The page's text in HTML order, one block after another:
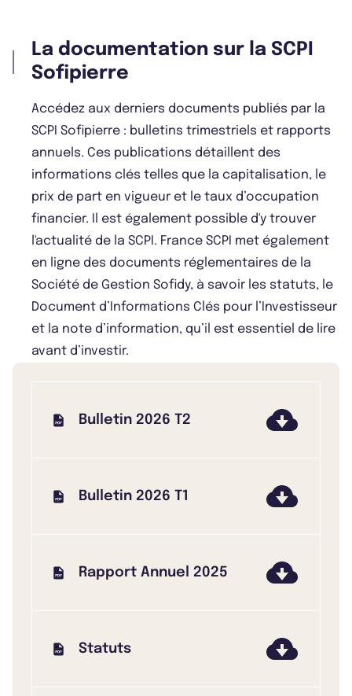
La documentation sur la SCPI
Sofipierre
Accédez aux derniers documents publiés par la
SCPI Sofipierre : bulletins trimestriels et rapports
annuels. Ces publications détaillent des
informations clés telles que la capitalisation, le
prix de part en vigueur et le taux d’occupation
financier. Il est également possible d'y trouver
l'actualité de la SCPI. France SCPI met également
en ligne des documents réglementaires de la
Société de Gestion Sofidy, à savoir les statuts, le
Document d’Informations Clés pour l’Investisseur
et la note d’information, qu’il est essentiel de lire
avant d’investir.
Bulletin 2026 T2
Bulletin 2026 T1
Rapport Annuel 2025
Statuts